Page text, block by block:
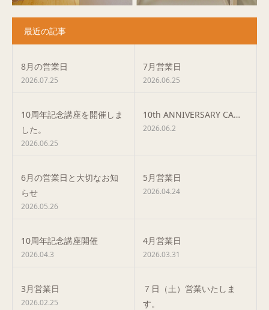
最近の記事
8月の営業日
2026.07.25
7月営業日
2026.06.25
10周年記念講座を開催しま
した。
2026.06.25
10th ANNIVERSARY CA…
2026.06.2
6月の営業日と大切なお知
らせ
2026.05.26
5月営業日
2026.04.24
10周年記念講座開催
2026.04.3
4月営業日
2026.03.31
3月営業日
2026.02.25
７日（土）営業いたしま
す。